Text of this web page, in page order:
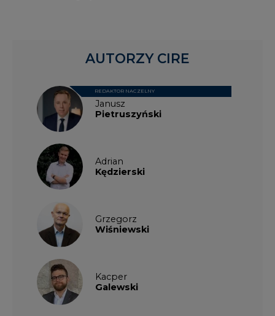
Janusz
Pietruszyński
REDAKTOR NACZELNY
Adrian
Kędzierski
Grzegorz
Wiśniewski
Kacper
Galewski
AUTORZY CIRE